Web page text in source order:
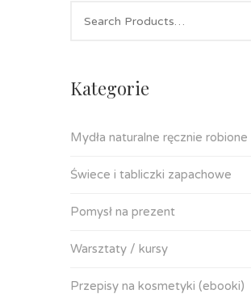
Kategorie
Mydła naturalne ręcznie robione
Świece i tabliczki zapachowe
Pomysł na prezent
Warsztaty / kursy
Przepisy na kosmetyki (ebooki)